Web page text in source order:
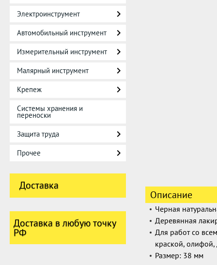
Электроинструмент
Автомобильный инструмент
Измерительный инструмент
Малярный инструмент
Крепеж
Системы хранения и
переноски
Защита труда
Прочее
Доставка
Доставка в любую точку
РФ
Описание
Черная
Деревянная
Для работ со
краской,
Размер: 38 мм